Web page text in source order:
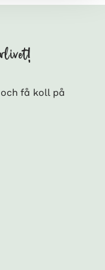
få koll på